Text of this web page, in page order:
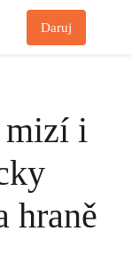
Daruj
mizí i
hraně